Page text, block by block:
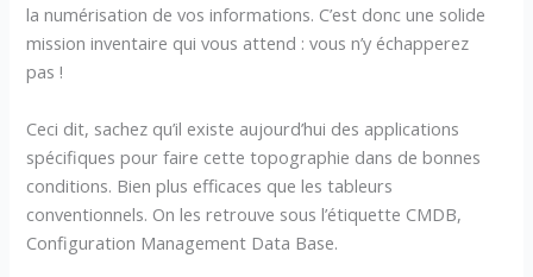
la numérisation de vos informations. C’est donc une solide
mission inventaire qui vous attend : vous n’y échapperez
pas !
Ceci dit, sachez qu’il existe aujourd’hui des applications
spécifiques pour faire cette topographie dans de bonnes
conditions. Bien plus efficaces que les tableurs
conventionnels. On les retrouve sous l’étiquette CMDB,
Configuration Management Data Base.